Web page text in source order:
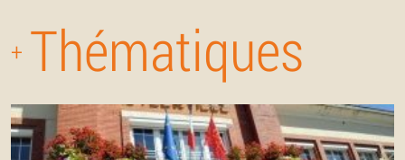
+ Thématiques